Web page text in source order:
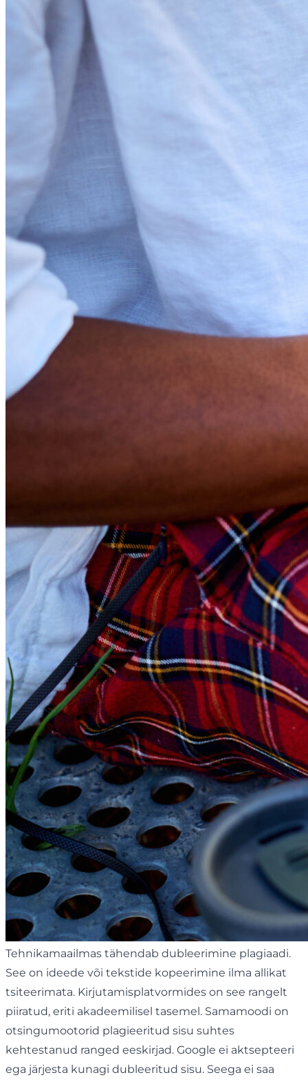
Tehnikamaailmas tähendab dubleerimine plagiaadi.
See on ideede või tekstide kopeerimine ilma allikat
tsiteerimata. Kirjutamisplatvormides on see rangelt
piiratud, eriti akadeemilisel tasemel. Samamoodi on
otsingumootorid plagieeritud sisu suhtes
kehtestanud ranged eeskirjad. Google ei aktsepteeri
ega järjesta kunagi dubleeritud sisu. Seega ei saa